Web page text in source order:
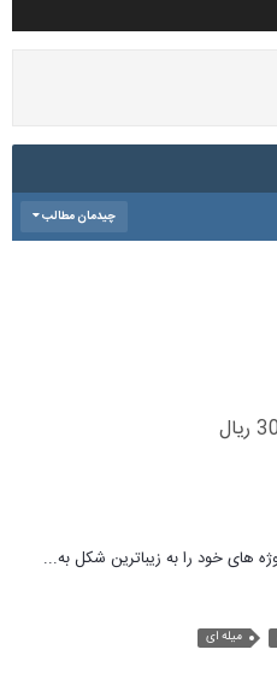
چیدمان مطالب
های خود را به زیباترین شکل به...
میله ای